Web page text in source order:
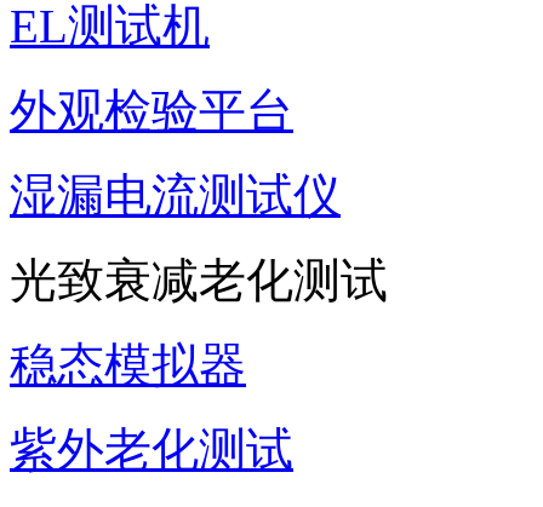
EL测试机
外观检验平台
湿漏电流测试仪
光致衰减老化测试
稳态模拟器
紫外老化测试